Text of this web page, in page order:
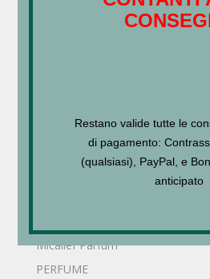
Carthusia - Body
Laboratorio Olfattivo
Ortigia - Sicilia
Micallef Parfum
PERFUME
Restano valide tutte le
di pagamento:
(qualsiasi), PayPal, e
anticipato